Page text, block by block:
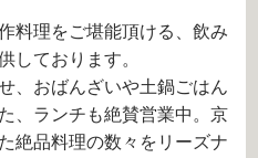
料理をご堪能頂ける、飲み
しております。
、おばんざいや土鍋ごはん
、ランチも絶賛営業中。京
絶品料理の数々をリーズナ